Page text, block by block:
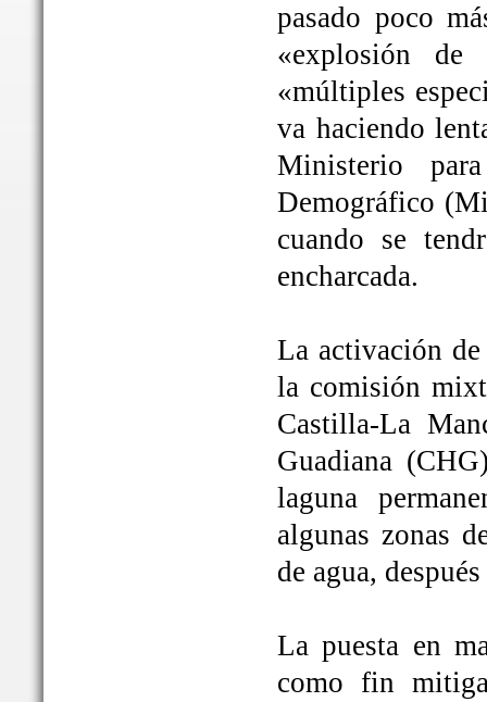
pasado poco
«explosión
«múltiples
va haciendo
Ministerio
Demográfico
cuando se
encharcada.
La activación
la comisión
Castilla-La
Guadiana
laguna
algunas zonas
de agua,
La puesta en
como fin